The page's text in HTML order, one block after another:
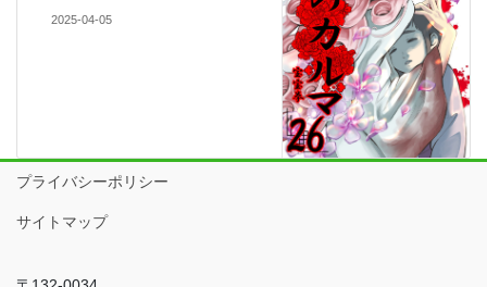
2025-04-05
プライバシーポリシー
サイトマップ